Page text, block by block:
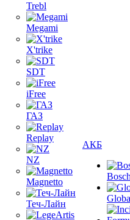
Trebl
Megami
X'trike
SDT
iFree
ГАЗ
Replay
NZ
Magnetto
Теч-Лайн
АКБ